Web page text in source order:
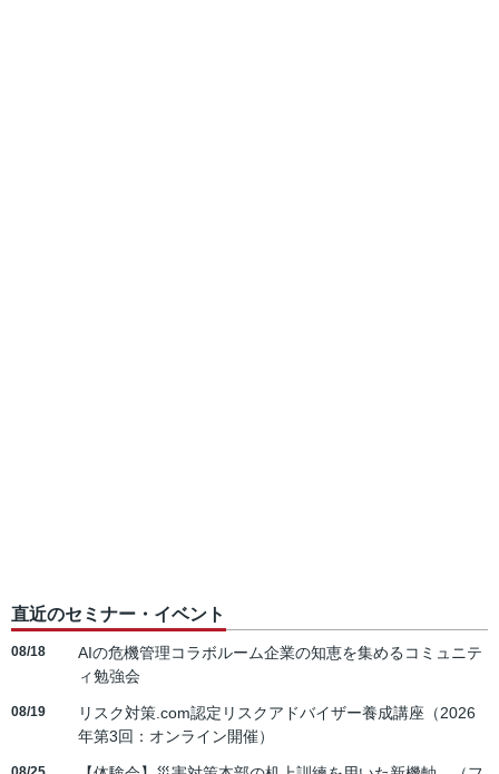
直近のセミナー・イベント
08/18
AIの危機管理コラボルーム企業の知恵を集めるコミュニテ
ィ勉強会
08/19
リスク対策.com認定リスクアドバイザー養成講座（2026
年第3回：オンライン開催）